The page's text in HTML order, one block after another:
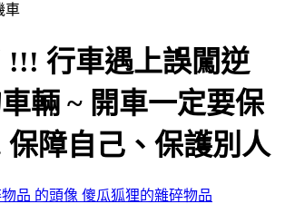
車
!!! 行車遇上誤闖逆
輛 ~ 開車一定要保
保障自己、保護別人
傻瓜狐狸的雜碎物品